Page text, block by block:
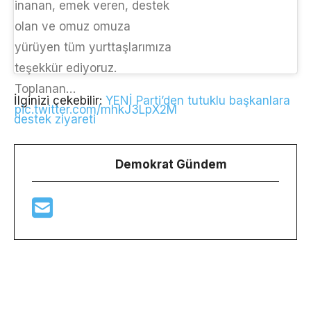
inanan, emek veren, destek
olan ve omuz omuza
yürüyen tüm yurttaşlarımıza
teşekkür ediyoruz.
Toplanan…
pic.twitter.com/mhkJ3LpX2M
İlginizi çekebilir: YENİ Parti’den tutuklu başkanlara
destek ziyareti
Demokrat Gündem